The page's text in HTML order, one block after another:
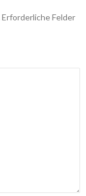
Erforderliche Felder